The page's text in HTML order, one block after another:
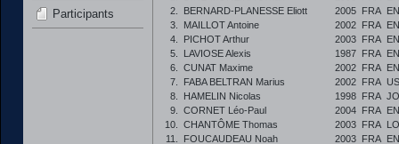
Participants
2.
BERNARD-PLANESSE Eliott 2005 FRA
3.
MAILLOT Antoine 2002 FRA
4.
PICHOT Arthur 2003 FRA
5.
LAVIOSE Alexis 1987 FRA
6.
CUNAT Maxime 2002 FRA
7.
FABA BELTRAN Marius 2002 FRA
8.
HAMELIN Nicolas 1998 FRA
9.
CORNET Léo-Paul 2004 FRA
10.
CHANTÔME Thomas 2003 FRA
11.
FOUCAUDEAU Noah 2003 FRA